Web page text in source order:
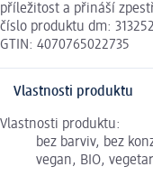
příležitost a přináší
číslo produktu dm:
GTIN: 4070765022735
Vlastnosti produktu
Vlastnosti produktu:
bez barviv, bez
vegan, BIO,